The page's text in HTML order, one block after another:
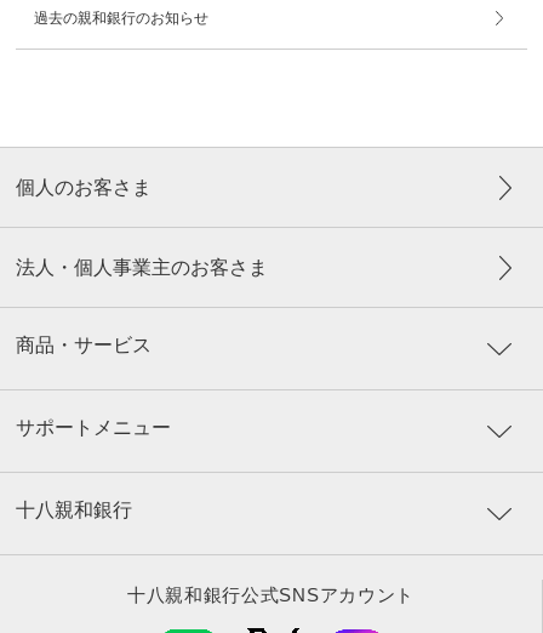
過去の親和銀行のお知らせ
個人のお客さま
法人・個人事業主のお客さま
商品・サービス
サポートメニュー
十八親和銀行
十八親和銀行公式SNSアカウント